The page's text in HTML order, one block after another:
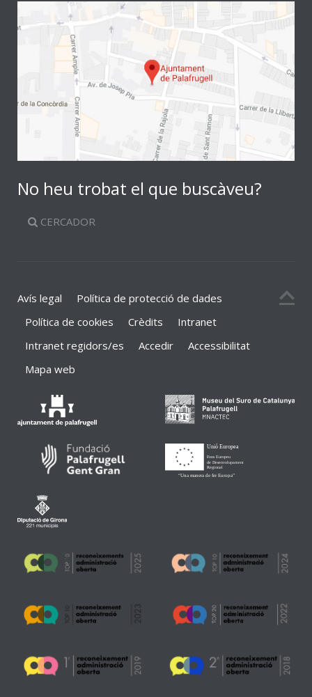
No heu trobat el que buscàveu?
CERCADOR
Avís legal
Política de protecció de dades
Política de cookies
Crèdits
Intranet
Intranet regidors/es
Accedir
Accessibilitat
Mapa web